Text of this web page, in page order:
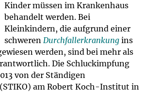
Kinder müssen im Krankenhaus
behandelt werden. Bei
Kleinkindern, die aufgrund einer
schweren Durchfallerkrankungins
werden, sind bei mehr als
Die Schluckimpfung
von der Ständigen
am Robert Koch-Institut in